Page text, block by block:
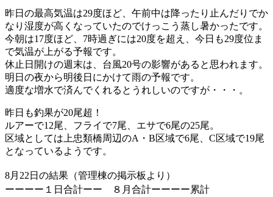
昨日の最高気温は29度ほど、午前中は降ったり止んだりでか
なり湿度が高くなっていたのでけっこう蒸し暑かったです。
今朝は17度ほど、7時過ぎには20度を超え、今日も29度位ま
で気温が上がる予報です。
休止日開けの週末は、台風20号の影響があると思われます。
明日の夜から明後日にかけて雨の予報です。
適度な増水で済んでくれるとうれしいのですが・・・。
昨日も釣果が20尾超！
ルアーで12尾、フライで7尾、エサで6尾の25尾。
区域としては上忠類橋周辺のA・B区域で6尾、C区域で19尾
となっているようです。
8月 22 日の結果（管理棟の掲示板より）
ーーーー１日合計ーー ８月合計ーーーー累計